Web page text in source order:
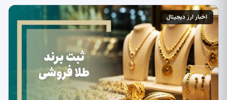
اخبار ارز دیجیتال